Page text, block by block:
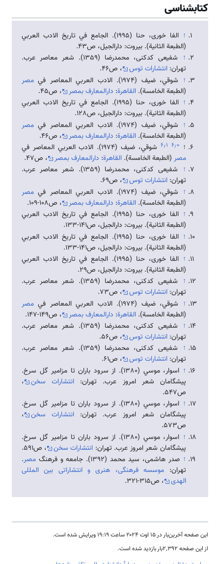
کتابشناسی
↑
الفا خوری، حنا (1995). الجامع في تاريخ الادب العربي
(الطبعة الثانية). بيروت: دارالجيل، ص43.
↑
شفیعی کدکنی، محمدرضا (1359). شعر معاصر عرب.
تهران: انتشارات توس
، ص46.
↑ شوقي، ضيف (1974). الادب العربي المعاصر في
مصر
(الطبعة الخامسة). القاهرة: دارالمعارف بمصر
، ص45.
↑
الفا خوری، حنا (1995). الجامع في تاريخ الادب العربي
(الطبعة الثانية). بيروت: دارالجيل، ص128.
↑ شوقي، ضيف (1974). الادب العربي المعاصر في
مصر
(الطبعة الخامسة). القاهرة: دارالمعارف بمصر
، ص46.
↑ ۶٫۰ ۶٫۱
شوقي، ضيف (1974). الادب العربي المعاصر في
مصر(الطبعة الخامسة). القاهرة: دارالمعارف بمصر
، ص47.
↑
شفیعی کدکنی، محمدرضا (1359). شعر معاصر عرب.
تهران: انتشارات توس
، ص69.
↑ شوقي، ضيف (1974). الادب العربي المعاصر في
مصر
(الطبعة الخامسة). القاهرة: دارالمعارف بمصر
، ص108-109.
↑
الفا خوری، حنا (1995). الجامع في تاريخ الادب العربي
(الطبعة الثانية). بيروت: دارالجيل، ص141-133.
↑
الفا خوری، حنا (1995). الجامع في تاريخ الادب العربي
(الطبعة الثانية). بيروت: دارالجيل، ص141-133.
↑
الفا خوری، حنا (1995). الجامع في تاريخ الادب العربي
(الطبعة الثانية). بيروت: دارالجيل، ص29.
↑
شفیعی کدکنی، محمدرضا (1359). شعر معاصر عرب.
تهران: انتشارات توس
، ص73.
↑ شوقي، ضيف (1974). الادب العربي المعاصر في
مصر
(الطبعة الخامسة). القاهرة: دارالمعارف بمصر
، ص149-147.
↑
شفیعی کدکنی، محمدرضا (1359). شعر معاصر عرب.
تهران: انتشارات توس
، ص56.
↑
شفیعی کدکنی، محمدرضا (1359). شعر معاصر عرب.
تهران: انتشارات توس
، ص61.
↑
اسوار، موسي (1380). از سرود باران تا مزامير گل سرخ.
پيشگامان شعر امروز عرب. تهران: انتشارات سخن
،
ص547.
↑
اسوار، موسي (1380). از سرود باران تا مزامير گل سرخ.
پيشگامان شعر امروز عرب. تهران: انتشارات سخن
،
ص573.
↑
اسوار، موسي (1380). از سرود باران تا مزامير گل سرخ.
پيشگامان شعر امروز عرب. تهران: انتشارات سخن
، ص591.
↑ صدر هاشمی، سید محمد (1392). جامعه و فرهنگ مصر.
تهران: موسسه فرهنگی، هنری و انتشاراتی بین المللی
الهدی
، ص315-321.
این صفحه آخرین‌بار در ‏۱۵ اوت ۲۰۲۴ ساعت ‏۱۹:۱۹ ویرایش شده است.
از این صفحه ۲٬۳۹۲بار بازدید شده است.